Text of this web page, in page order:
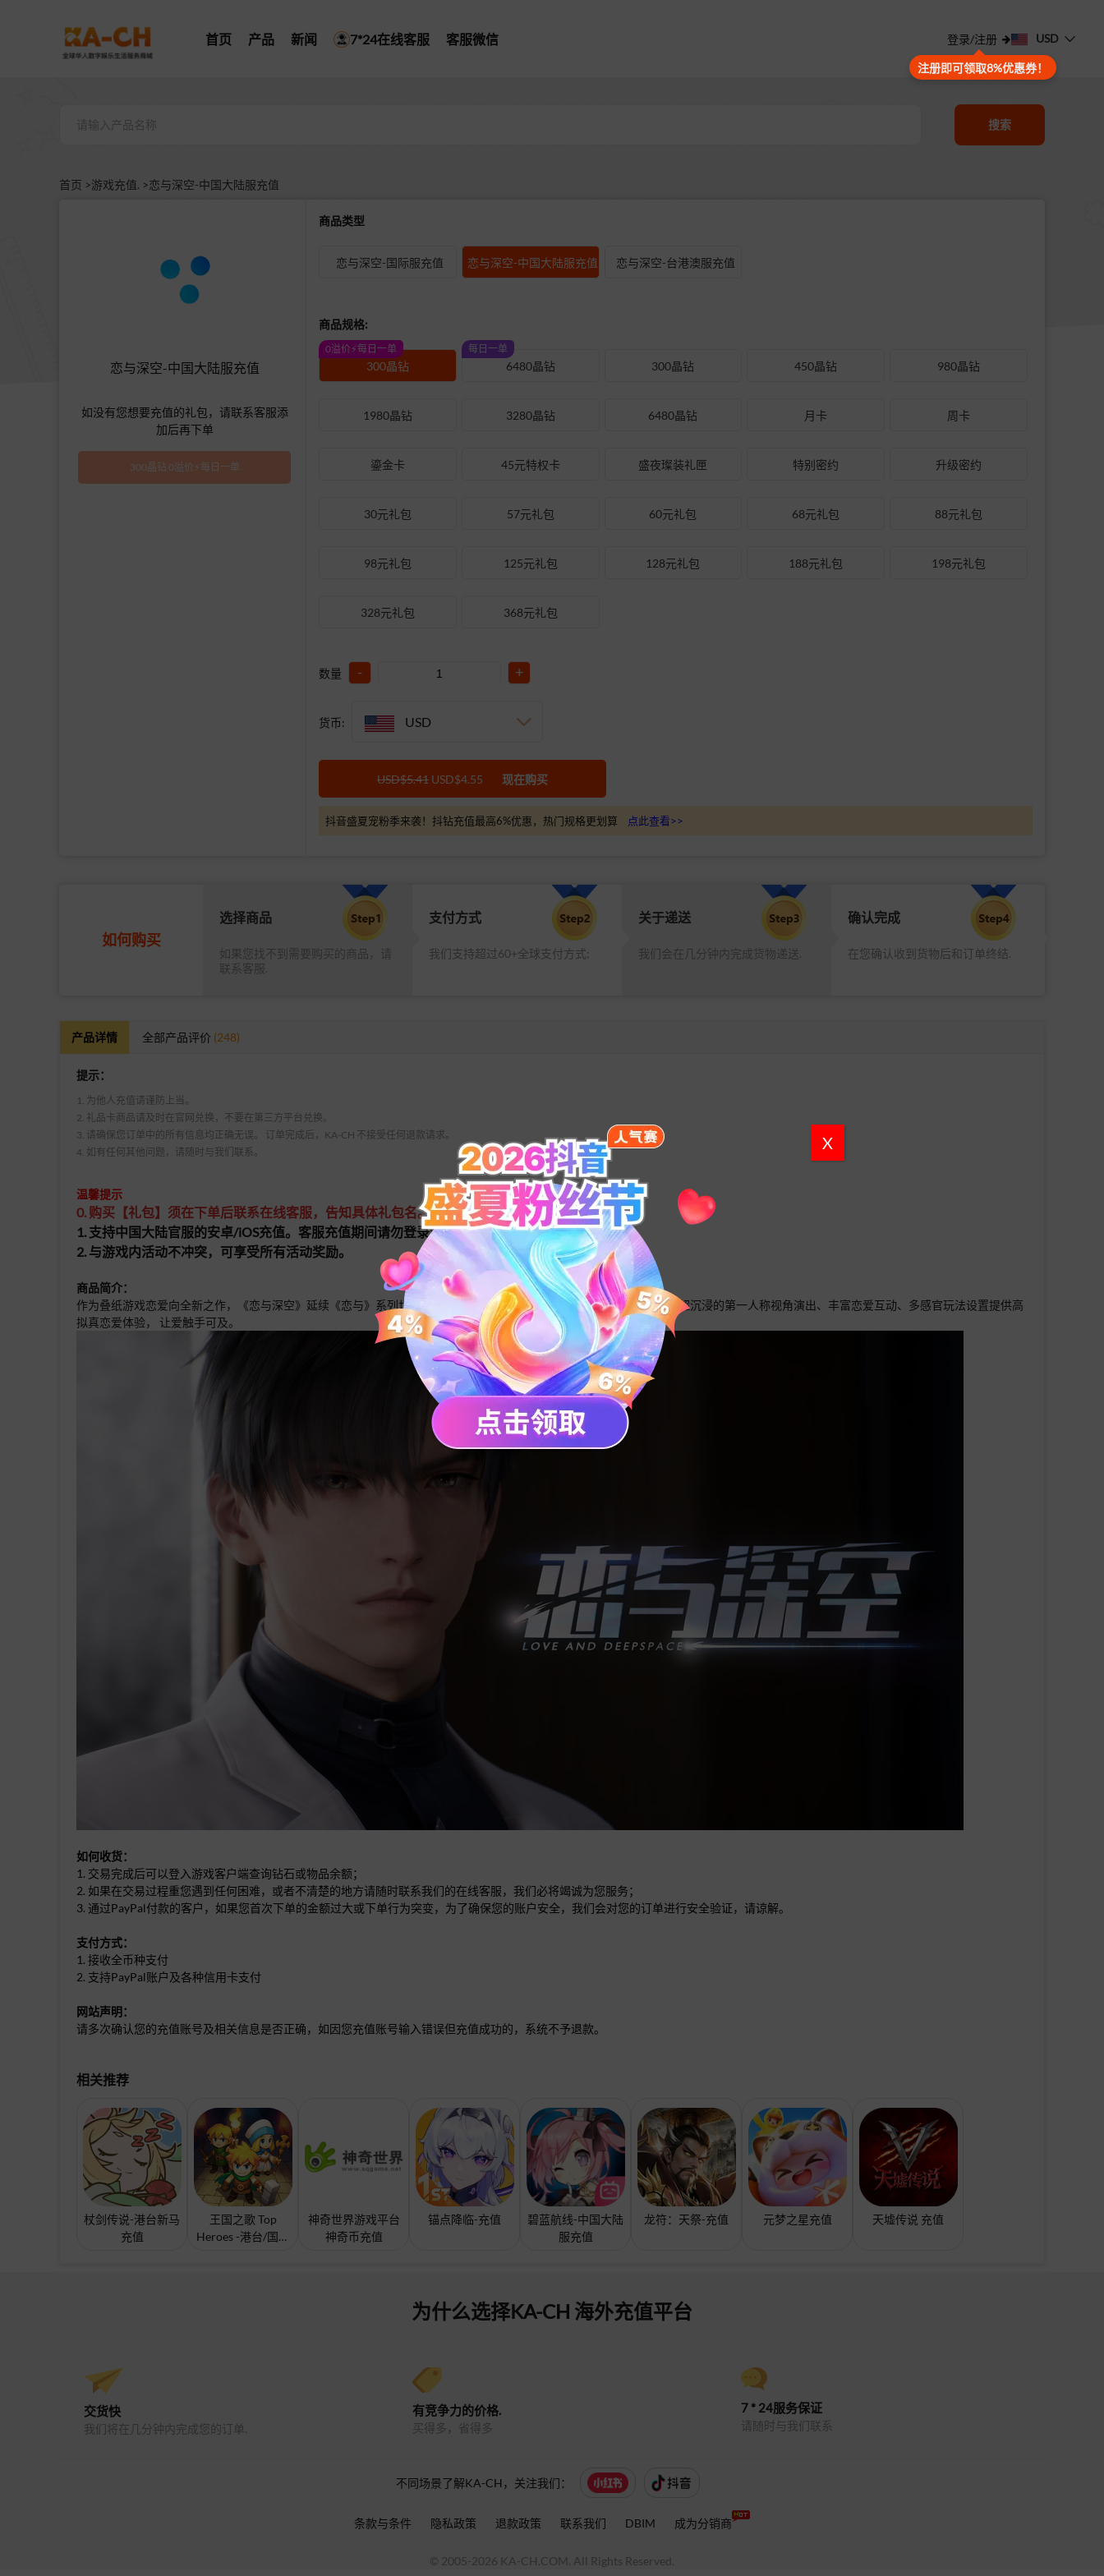
首页 产品 新闻 7*24在线客服 客服微信 登录/注册
注册即可领取8%优惠券！
USD
X
搜索
首页 >游戏充值. >恋与深空-中国大陆服充值
恋与深空-中国大陆服充值
如没有您想要充值的礼包，请联系客服添
加后再下单
300晶钻 0溢价⚡每日一单
商品类型
恋与深空-国际服充值 恋与深空-中国大陆服充值 恋与深空-台港澳服充值
商品规格:
300晶钻
0溢价⚡每日一单
6480晶钻
每日一单
300晶钻 450晶钻 980晶钻
1980晶钻 3280晶钻 6480晶钻 月卡 周卡
鎏金卡 45元特权卡 盛夜璨装礼匣 特别密约 升级密约
30元礼包 57元礼包 60元礼包 68元礼包 88元礼包
98元礼包 125元礼包 128元礼包 188元礼包 198元礼包
328元礼包 368元礼包
数量 - +
货币: USD
USD$5.41 USD$4.55 现在购买
抖音盛夏宠粉季来袭！抖钻充值最高6%优惠，热门规格更划算 点此查看>>
如何购买
选择商品
如果您找不到需要购买的商品，请
联系客服.
支付方式
我们支持超过60+全球支付方式;
关于递送
我们会在几分钟内完成货物递送.
确认完成
在您确认收到货物后和订单终结.
产品详情 全部产品评价 (248)
提示：
1. 为他人充值请谨防上当。
2. 礼品卡商品请及时在官网兑换，不要在第三方平台兑换。
3. 请确保您订单中的所有信息均正确无误。 订单完成后，KA-CH 不接受任何退款请求。
4. 如有任何其他问题，请随时与我们联系。
温馨提示
0. 购买【礼包】须在下单后联系在线客服，告知具体礼包名。
1. 支持中国大陆官服的安卓/iOS充值。客服充值期间请勿登录游戏，下单后请联系在线客服。
2. 与游戏内活动不冲突，可享受所有活动奖励。
商品简介：
作为叠纸游戏恋爱向全新之作，《恋与深空》延续《恋与》系列世界观，是一款近未来幻想的高沉浸3D恋爱游戏。通过超沉浸的第一人称视角演出、丰富恋爱互动、多感官玩法设置提供高
拟真恋爱体验， 让爱触手可及。
如何收货：
1. 交易完成后可以登入游戏客户端查询钻石或物品余额；
2. 如果在交易过程重您遇到任何困难，或者不清楚的地方请随时联系我们的在线客服，我们必将竭诚为您服务；
3. 通过PayPal付款的客户，如果您首次下单的金额过大或下单行为突变，为了确保您的账户安全，我们会对您的订单进行安全验证，请谅解。
支付方式：
1. 接收全币种支付
2. 支持PayPal账户及各种信用卡支付
网站声明：
请多次确认您的充值账号及相关信息是否正确，如因您充值账号输入错误但充值成功的，系统不予退款。
相关推荐
杖剑传说-港台新马
充值
王国之歌 Top
Heroes -港台/国际
神奇世界游戏平台
神奇币充值
锚点降临-充值
碧蓝航线-中国大陆
服充值
龙符：天祭-充值 元梦之星充值 天墟传说 充值
为什么选择KA-CH 海外充值平台
交货快
我们将在几分钟内完成您的订单.
有竞争力的价格.
买得多，省得多
7 * 24服务保证
请随时与我们联系
不同场景了解KA-CH，关注我们：
条款与条件 隐私政策 退款政策 联系我们 DBIM 成为分销商
© 2005-2026 KA-CH.COM. All Rights Reserved.